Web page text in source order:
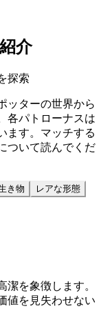
介
探索
ッターの世界から
各パトローナスは
ます。マッチする
ついて読んでくだ
き物 レアな形態
を象徴します。
値を見失わせない